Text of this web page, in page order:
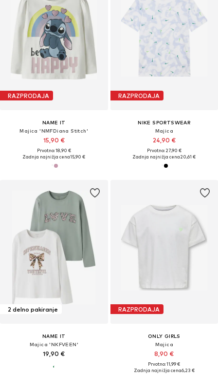
RAZPRODAJA
NAME IT
Majica 'NMFDiana Stitch'
15,90 €
Prvotno: 18,90 €
Zadnja najnižja cena15,90 €
RAZPRODAJA
NIKE SPORTSWEAR
Majica
24,90 €
Prvotno: 27,90 €
Zadnja najnižja cena20,61 €
2 delno pakiranje
NAME IT
Majica 'NKFVEEN'
19,90 €
RAZPRODAJA
ONLY GIRLS
Majica
8,90 €
Prvotno: 11,99 €
Zadnja najnižja cena6,23 €